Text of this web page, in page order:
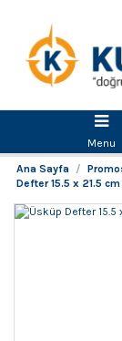
Menu
Ana Sayfa
Defter 15.5 x 21.5 cm